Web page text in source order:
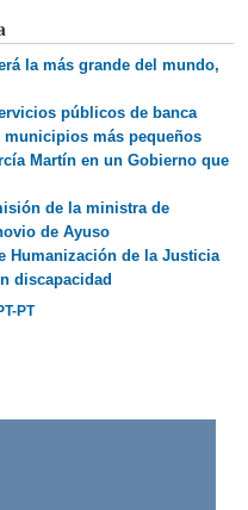
la más grande del mundo,
públicos de banca
más pequeños
Martín en un Gobierno que
de la ministra de
de Ayuso
Humanización de la Justicia
discapacidad
PT